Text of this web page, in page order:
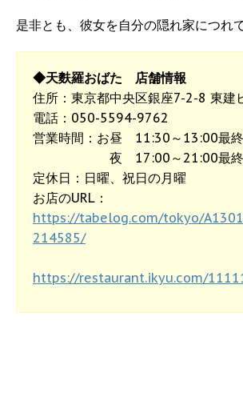
是非とも、彼女を自分の隠れ家につれ
◆天麩羅おばた 店舗情報
住所：東京都中央区銀座7-2-8 東建
電話：050-5594-9762
営業時間：お昼 11:30～13:00最
夜 17:00～21:00最
定休日：日曜、祝日の月曜
お店のURL：
https://tabelog.com/tokyo/
214585/
https://restaurant.ikyu.com/